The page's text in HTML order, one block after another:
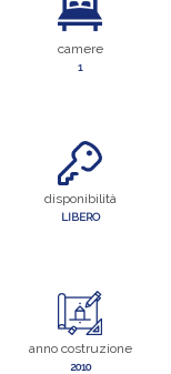
camere
1
disponibilità
LIBERO
anno costruzione
2010